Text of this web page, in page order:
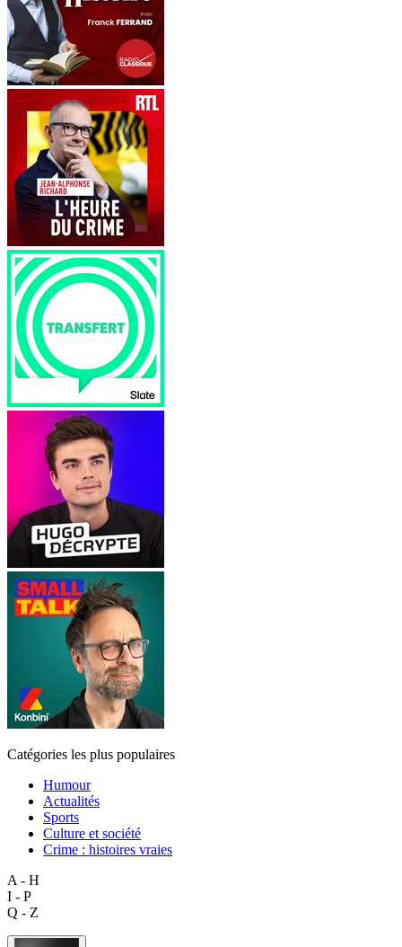
Catégories les plus populaires
Humour
Actualités
Sports
Culture et société
Crime : histoires vraies
A - H
I - P
Q - Z